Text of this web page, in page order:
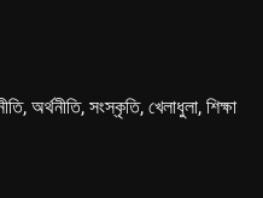
অর্থনীতি, সংস্কৃতি, খেলাধুলা, শিক্ষা